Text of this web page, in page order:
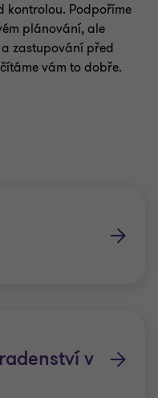
kontrolou. Podpoříme
plánování, ale
zastupování před
vám to dobře.
v